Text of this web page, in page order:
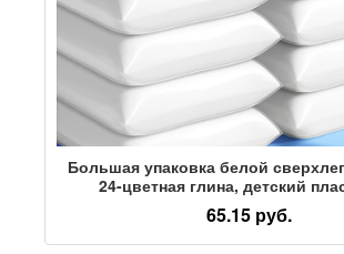
Большая упаковка белой
24-цветная глина, детский
специальная глина ручной работы
сада, цветная глина для поделок,
36-цветная сверхпрочная
65.15 руб.